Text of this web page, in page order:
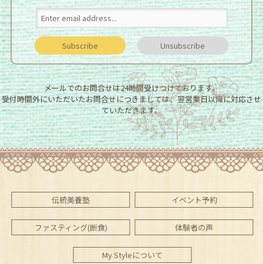
メールでのお問合せは24時間受けつけております。
受付時間外にいただいたお問合せにつきましては、翌営業日以降に対応させ
ていただきます。
伝統美養塾 イベント予約
ファスティング(断食) 体験者の声
My Styleについて